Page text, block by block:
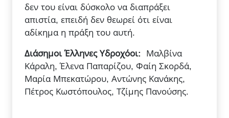
δεν του είναι δύσκολο να διαπράξει
απιστία, επειδή δεν θεωρεί ότι είναι
αδίκημα η πράξη του αυτή.
Διάσημοι Έλληνες Υδροχόοι:
Μαλβίνα
Κάραλη, Έλενα Παπαρίζου, Φαίη Σκορδά,
Μαρία Μπεκατώρου, Αντώνης Κανάκης,
Πέτρος Κωστόπουλος, Τζίμης Πανούσης.